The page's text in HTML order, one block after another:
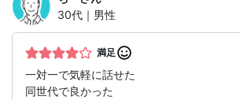
30代｜男性
満足
一対一で気軽に話せた
同世代で良かった